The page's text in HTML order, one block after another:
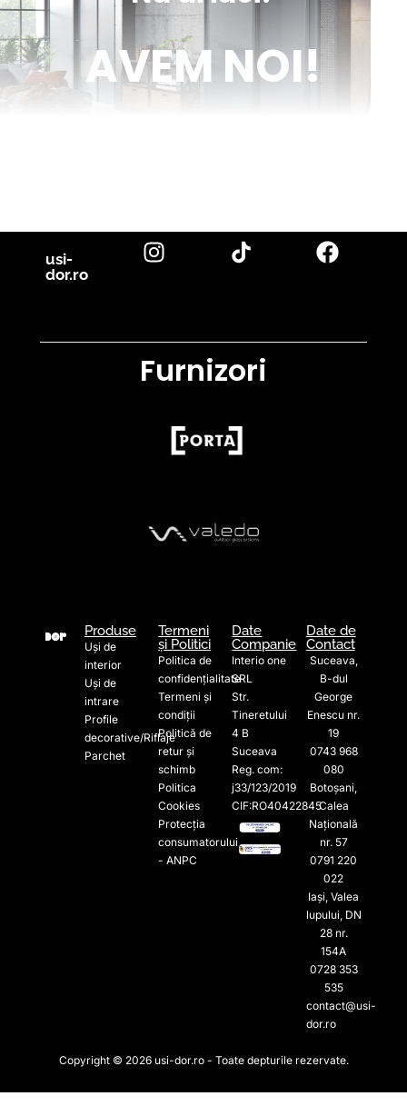
AVEM NOI!
usi-
dor.ro
Furnizori
Produse
Uși de
interior
Uși de
intrare
Profile
decorative/Riflaje
Parchet
Termeni
și Politici
Politica de
confidențialitate
Termeni și
condiții
Politică de
retur și
schimb
Politica
Cookies
Protecția
consumatorului
- ANPC
Date
Companie
Interio one
SRL
Str.
Tineretului
4 B
Suceava
Reg. com:
j33/123/2019
CIF:RO40422845
Date de
Contact
Suceava,
B-dul
George
Enescu nr.
19
0743 968
080
Botoșani,
Calea
Națională
nr. 57
0791 220
022​
Iași, Valea
lupului, DN
28 nr.
154A
0728 353
535​
contact@usi-
dor.ro
Copyright © 2026 usi-dor.ro - Toate depturile rezervate.